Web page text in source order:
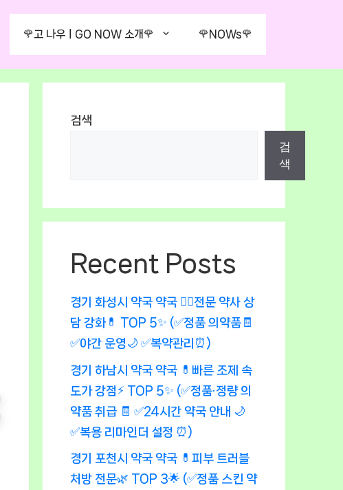
🌹고 나우ㅣGO NOW 소개🌹 🌹NOWs🌹
검색
검
색
Recent Posts
경기 화성시 약국 약국 👨‍⚕️전문 약사 상
담 강화💊 TOP 5✨ (✅정품 의약품🧾
✅야간 운영🌙 ✅복약관리⏰)
경기 하남시 약국 약국 💊빠른 조제 속
도가 강점⚡ TOP 5✨ (✅정품·정량 의
약품 취급 🧾 ✅24시간 약국 안내 🌙
✅복용 리마인더 설정 ⏰)
경기 포천시 약국 약국 💊피부 트러블
처방 전문🌿 TOP 3🌟 (✅정품 스킨 약